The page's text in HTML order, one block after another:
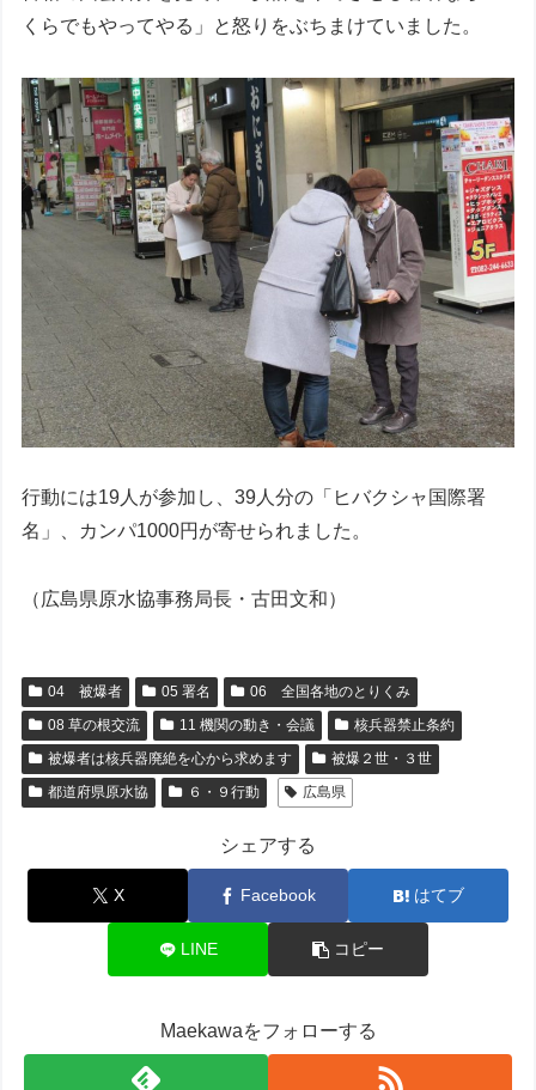
くらでもやってやる」と怒りをぶちまけていました。
行動には19人が参加し、39人分の「ヒバクシャ国際署
名」、カンパ1000円が寄せられました。
（広島県原水協事務局長・古田文和）
04 被爆者 05 署名
06 全国各地のとりくみ
08 草の根交流
11 機関の動き・会議
核兵器禁止条約
被爆者は核兵器廃絶を心から求めます
被爆２世・３世
都道府県原水協
６・９行動 広島県
シェアする
X Facebook はてブ
LINE コピー
Maekawaをフォローする